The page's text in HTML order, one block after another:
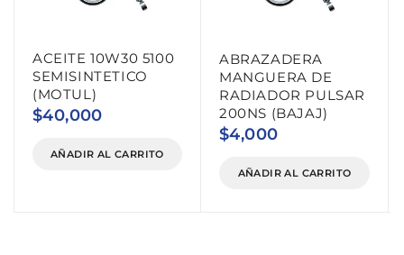
ACEITE 10W30 5100
SEMISINTETICO
(MOTUL)
$40,000
AÑADIR AL CARRITO
ABRAZADERA
MANGUERA DE
RADIADOR PULSAR
200NS (BAJAJ)
$4,000
AÑADIR AL CARRITO